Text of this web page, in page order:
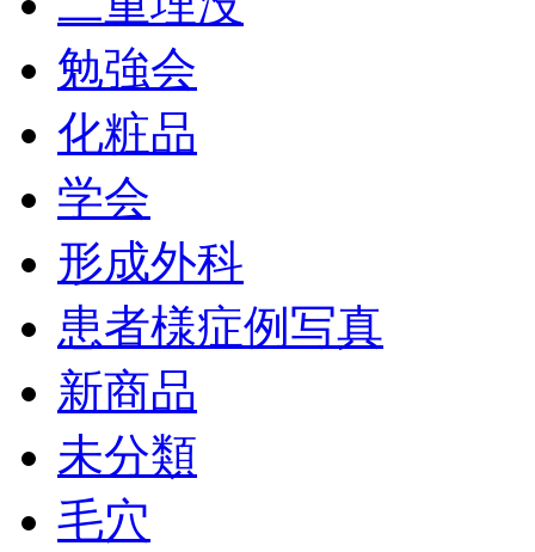
勉強会
化粧品
学会
形成外科
患者様症例写真
新商品
未分類
毛穴